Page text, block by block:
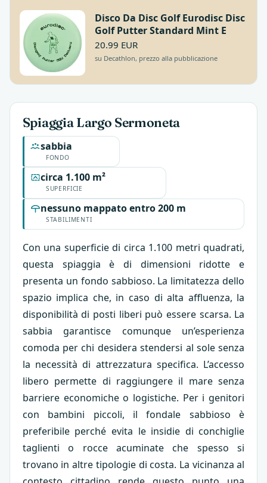
Disco Da Disc Golf Eurodisc Disc
Golf Putter Standard Mint E
20.99 EUR
su Decathlon, prezzo alla pubblicazione
Spiaggia Largo Sermoneta
FONDO
sabbia
SUPERFICIE
circa 1.100 m²
STABILIMENTI
nessuno mappato entro 200 m
Con una superficie di circa 1.100 metri quadrati,
questa spiaggia è di dimensioni ridotte e
presenta un fondo sabbioso. La limitatezza dello
spazio implica che, in caso di alta affluenza, la
disponibilità di posti liberi può essere scarsa. La
sabbia garantisce comunque un’esperienza
comoda per chi desidera stendersi al sole senza
la necessità di attrezzatura specifica. L’accesso
libero permette di raggiungere il mare senza
barriere economiche o logistiche. Per i genitori
con bambini piccoli, il fondale sabbioso è
preferibile perché evita le insidie di conchiglie
taglienti o rocce acuminate che spesso si
trovano in altre tipologie di costa. La vicinanza al